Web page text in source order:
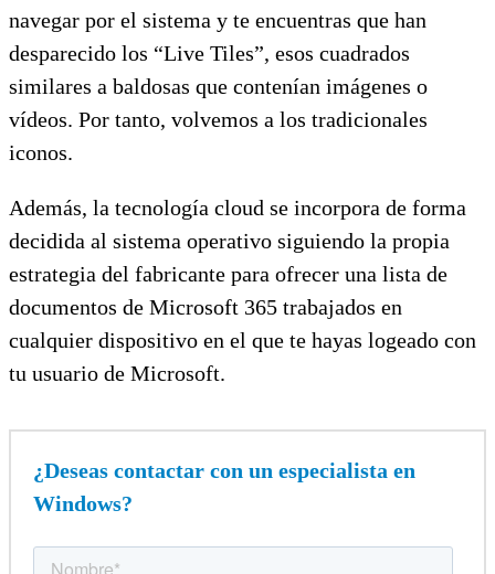
navegar por el sistema y te encuentras que han
desparecido los “Live Tiles”, esos cuadrados
similares a baldosas que contenían imágenes o
vídeos. Por tanto, volvemos a los tradicionales
iconos.
Además, la tecnología cloud se incorpora de forma
decidida al sistema operativo siguiendo la propia
estrategia del fabricante para ofrecer una lista de
documentos de Microsoft 365 trabajados en
cualquier dispositivo en el que te hayas logeado con
tu usuario de Microsoft.
¿Deseas contactar con un especialista en
Windows?